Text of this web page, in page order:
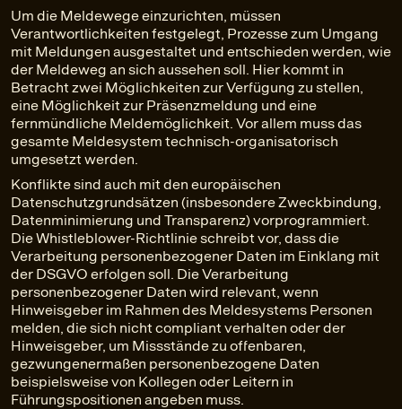
Um die Meldewege einzurichten, müssen
Verantwortlichkeiten festgelegt, Prozesse zum Umgang
mit Meldungen ausgestaltet und entschieden werden, wie
der Meldeweg an sich aussehen soll. Hier kommt in
Betracht zwei Möglichkeiten zur Verfügung zu stellen,
eine Möglichkeit zur Präsenzmeldung und eine
fernmündliche Meldemöglichkeit. Vor allem muss das
gesamte Meldesystem technisch-organisatorisch
umgesetzt werden.
Konflikte sind auch mit den europäischen
Datenschutzgrundsätzen (insbesondere Zweckbindung,
Datenminimierung und Transparenz) vorprogrammiert.
Die Whistleblower-Richtlinie schreibt vor, dass die
Verarbeitung personenbezogener Daten im Einklang mit
der DSGVO erfolgen soll. Die Verarbeitung
personenbezogener Daten wird relevant, wenn
Hinweisgeber im Rahmen des Meldesystems Personen
melden, die sich nicht compliant verhalten oder der
Hinweisgeber, um Missstände zu offenbaren,
gezwungenermaßen personenbezogene Daten
beispielsweise von Kollegen oder Leitern in
Führungspositionen angeben muss.